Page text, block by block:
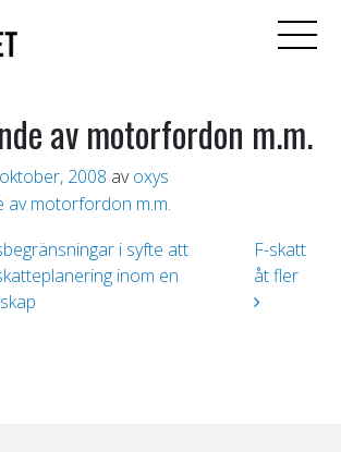
av motorfordon m.m.
2008 av oxys
av motorfordon m.m.
i syfte att
inom en
F-skatt
åt fler